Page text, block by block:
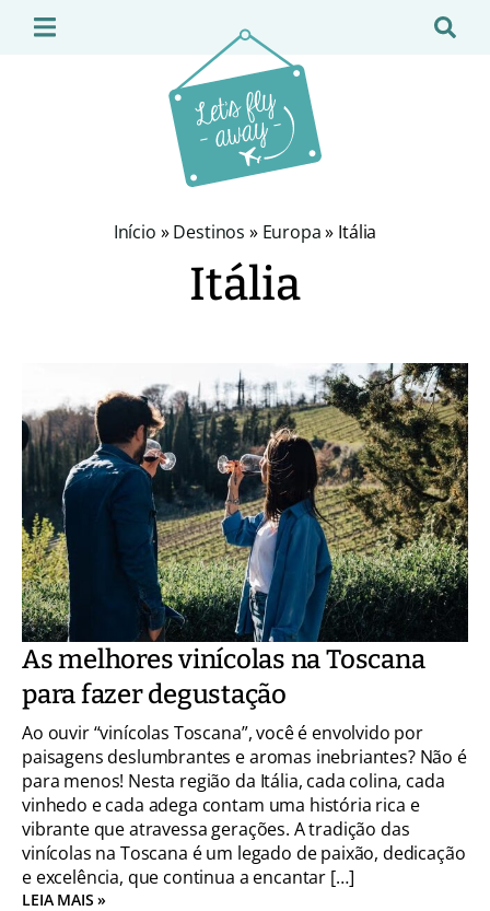
Início »Destinos » Europa» Itália
Itália
As melhores vinícolas na Toscana
para fazer degustação
Ao ouvir “vinícolas Toscana”, você é envolvido por
paisagens deslumbrantes e aromas inebriantes? Não é
para menos! Nesta região da Itália, cada colina, cada
vinhedo e cada adega contam uma história rica e
vibrante que atravessa gerações. A tradição das
vinícolas na Toscana é um legado de paixão, dedicação
e excelência, que continua a encantar […]
LEIA MAIS »